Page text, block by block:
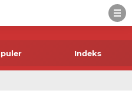
Indeks